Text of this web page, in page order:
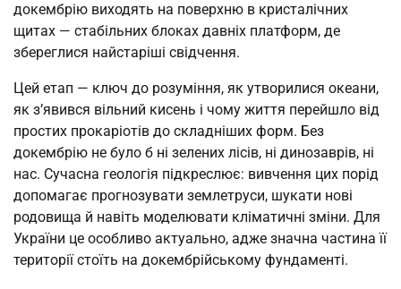
докембрію виходять на поверхню в кристалічних
щитах — стабільних блоках давніх платформ, де
збереглися найстаріші свідчення.
Цей етап — ключ до розуміння, як утворилися океани,
як з’явився вільний кисень і чому життя перейшло від
простих прокаріотів до складніших форм. Без
докембрію не було б ні зелених лісів, ні динозаврів, ні
нас. Сучасна геологія підкреслює: вивчення цих порід
допомагає прогнозувати землетруси, шукати нові
родовища й навіть моделювати кліматичні зміни. Для
України це особливо актуально, адже значна частина її
території стоїть на докембрійському фундаменті.